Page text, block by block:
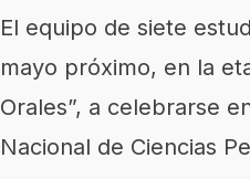
El equipo de siete
mayo próximo, en la
Orales”, a celebrarse
Nacional de Ciencias